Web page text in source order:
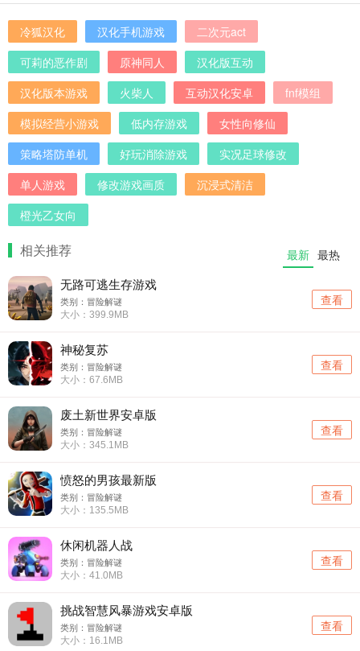
冷狐汉化 汉化手机游戏
二次元act
可莉的恶作剧
原神同人
汉化版互动
汉化版本游戏
火柴人 互动汉化安卓
fnf模组
模拟经营小游戏
低内存游戏
女性向修仙
策略塔防单机
好玩消除游戏
实况足球修改
单人游戏
修改游戏画质
沉浸式清洁
橙光乙女向
相关推荐 最新 最热
无路可逃生存游戏
类别：冒险解谜
大小：399.9MB
查看
神秘复苏
类别：冒险解谜
大小：67.6MB
查看
废土新世界安卓版
类别：冒险解谜
大小：345.1MB
查看
愤怒的男孩最新版
类别：冒险解谜
大小：135.5MB
查看
休闲机器人战
类别：冒险解谜
大小：41.0MB
查看
挑战智慧风暴游戏安卓版
类别：冒险解谜
大小：16.1MB
查看